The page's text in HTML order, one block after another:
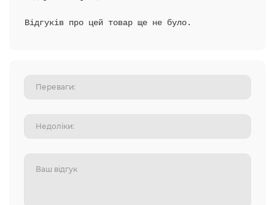
Відгуків про цей товар ще не було.